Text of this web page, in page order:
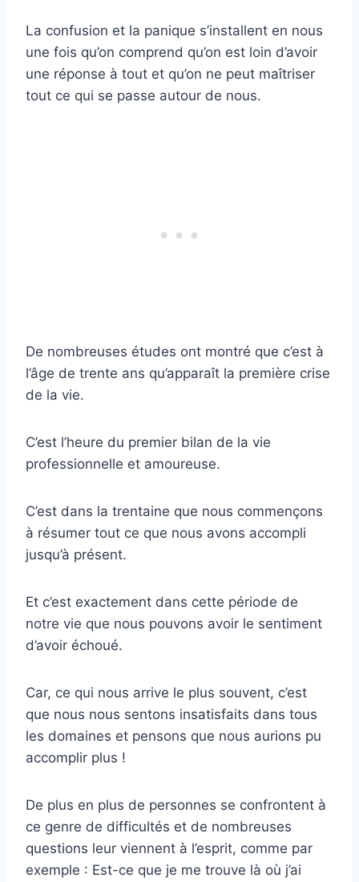
La confusion et la panique s’installent en nous
une fois qu’on comprend qu’on est loin d’avoir
une réponse à tout et qu’on ne peut maîtriser
tout ce qui se passe autour de nous.
De nombreuses études ont montré que c’est à
l’âge de trente ans qu’apparaît la première crise
de la vie.
C’est l’heure du premier bilan de la vie
professionnelle et amoureuse.
C’est dans la trentaine que nous commençons
à résumer tout ce que nous avons accompli
jusqu’à présent.
Et c’est exactement dans cette période de
notre vie que nous pouvons avoir le sentiment
d’avoir échoué.
Car, ce qui nous arrive le plus souvent, c’est
que nous nous sentons insatisfaits dans tous
les domaines et pensons que nous aurions pu
accomplir plus !
De plus en plus de personnes se confrontent à
ce genre de difficultés et de nombreuses
questions leur viennent à l’esprit, comme par
exemple : Est-ce que je me trouve là où j’ai